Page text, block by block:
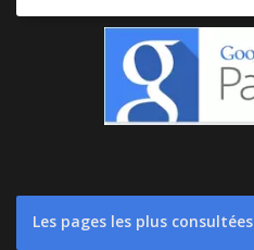
Les pages les plus consultées